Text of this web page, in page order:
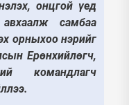
онцгой үед
самбаа
орныхоо нэрийг
Ерөнхийлөгч,
командлагч